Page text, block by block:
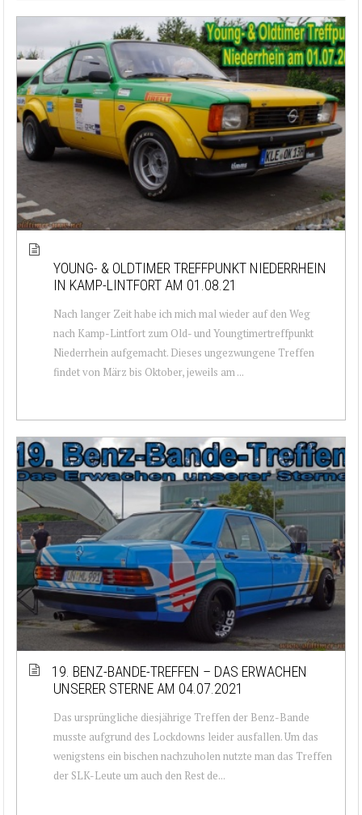
YOUNG- & OLDTIMER TREFFPUNKT NIEDERRHEIN
IN KAMP-LINTFORT AM 01.08.21
Nach langer Zeit habe ich mich mal wieder auf den Weg
nach Kamp-Lintfort zum Old- und Youngtimertreffpunkt
Niederrhein aufgemacht. Dieses ungezwungene Treffen
findet von März bis Oktober, jeweils am ...
19. BENZ-BANDE-TREFFEN – DAS ERWACHEN
UNSERER STERNE AM 04.07.2021
Das ursprüngliche diesjährige Treffen der Benz-Bande
musste aufgrund des Lockdowns leider ausfallen. Um das
wenigstens ein bischen nachzuholen nutzte man das Treffen
der SLK-Leute um auch den Rest de...